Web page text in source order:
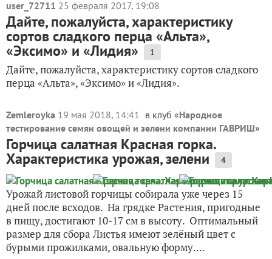
user_72711 25 февраля 2017, 19:08
Дайте, пожалуйста, характеристику
сортов сладкого перца «Альта»,
«Эксимо» и «Лидия» 1
Дайте, пожалуйста, характеристику сортов сладкого
перца «Альта», «Эксимо» и «Лидия».
Zemleroyka 19 мая 2018, 14:41 в клуб «Народное
тестирование семян овощей и зелени компании ГАВРИШ»
Горчица салатная Красная горка.
Характеристика урожая, зелени 4
Урожай листовой горчицы собирала уже через 15
дней после всходов. На грядке Растения, пригодные
в пищу, достигают 10-17 см в высоту. Оптимальный
размер для сбора Листья имеют зелёный цвет с
бурыми прожилками, овальную форму....